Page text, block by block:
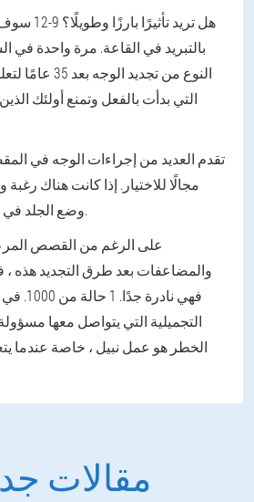
هل تريد
بالتبريد في القاعة. مرة واحدة في
النوع من تجديد
التي بدأت بالفعل وتمنع أولئك
تقدم العديد من إجراءات الوجه في
مجالًا للاختيار. إذا كانت هناك
وضع الجلد في عدد قليل من الدورات.
على الرغم من القصص
والمضاعفات بعد طرق التجديد هذه ،
فهي
التجميلية التي يتواصل معها
الخطر هو عمل نبيل ، خاصة عندما
مقالات